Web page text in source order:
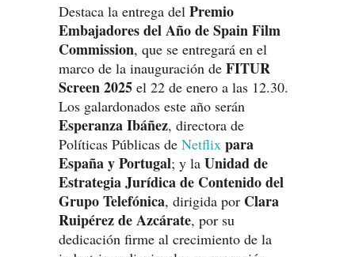
Destaca la entrega del Premio
Embajadores del Año de Spain Film
Commission, que se entregará en el
marco de la inauguración de FITUR
Screen 2025 el 22 de enero a las 12.30.
Los galardonados este año serán
Esperanza Ibáñez, directora de
Políticas Públicas de Netflix para
España y Portugal; y la Unidad de
Estrategia Jurídica de Contenido del
Grupo Telefónica, dirigida por Clara
Ruipérez de Azcárate, por su
dedicación firme al crecimiento de la